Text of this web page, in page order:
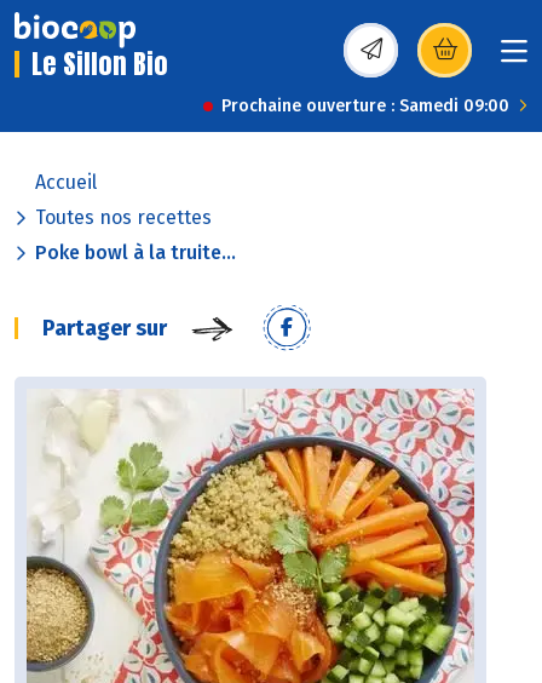
Le Sillon Bio (s’ouvre dans une
Prochaine ouverture : Samedi 09:00
Accueil
Toutes nos recettes
Poke bowl à la truite...
Partager sur